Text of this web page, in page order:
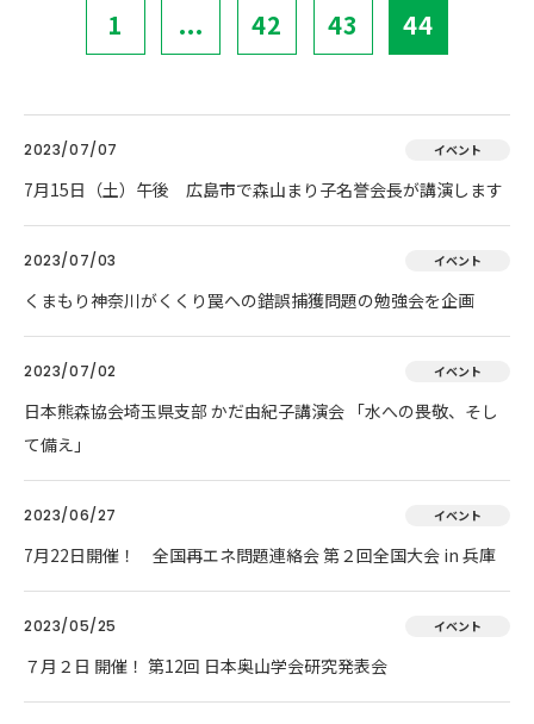
1 ... 42 43 44
2023/07/07 イベント
7月15日（土）午後 広島市で森山まり子名誉会長が講演します
2023/07/03 イベント
くまもり神奈川がくくり罠への錯誤捕獲問題の勉強会を企画
2023/07/02 イベント
日本熊森協会埼玉県支部 かだ由紀子講演会 「水への畏敬、そし
て備え」
2023/06/27 イベント
7月22日開催！ 全国再エネ問題連絡会 第２回全国大会 in 兵庫
2023/05/25 イベント
７月２日 開催！ 第12回 日本奥山学会研究発表会